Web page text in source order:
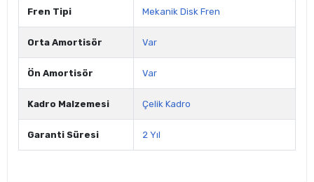
Fren Tipi Mekanik Disk Fren
Orta Amortisör Var
Ön Amortisör Var
Kadro Malzemesi Çelik Kadro
Garanti Süresi 2 Yıl